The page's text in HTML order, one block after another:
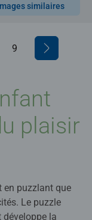
similaires
7
9
plaisir
en puzzlant que
Le puzzle
la